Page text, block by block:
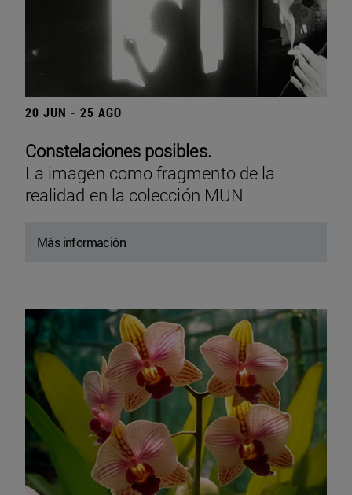
20 JUN - 25 AGO
Constelaciones posibles.
La imagen como fragmento de la
realidad en la colección MUN
Más información